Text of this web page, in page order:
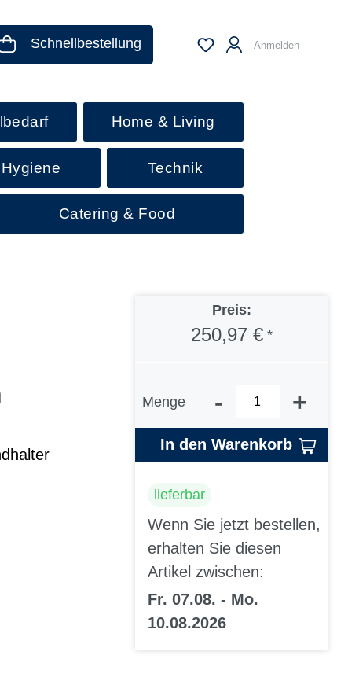
Schnellbestellung Anmelden
Home & Living
Technik
Catering & Food
Preis:
250,97 €*
Menge - +
In den Warenkorb
lieferbar
Wenn Sie jetzt bestellen,
erhalten Sie diesen
Artikel zwischen:
Fr. 07.08. - Mo.
10.08.2026